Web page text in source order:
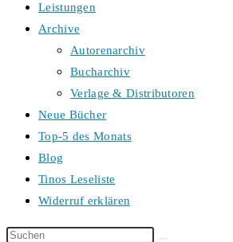
Leistungen
Archive
Autorenarchiv
Bucharchiv
Verlage & Distributoren
Neue Bücher
Top-5 des Monats
Blog
Tinos Leseliste
Widerruf erklären
Diese